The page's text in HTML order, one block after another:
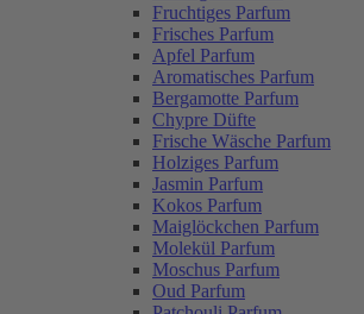
Fruchtiges Parfum
Frisches Parfum
Apfel Parfum
Aromatisches Parfum
Bergamotte Parfum
Chypre Düfte
Frische Wäsche Parfum
Holziges Parfum
Jasmin Parfum
Kokos Parfum
Maiglöckchen Parfum
Molekül Parfum
Moschus Parfum
Oud Parfum